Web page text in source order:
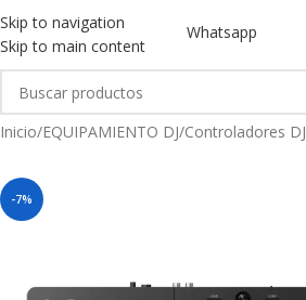
Skip to navigation
Skip to main content
Whatsapp
Inicio/EQUIPAMIENTO DJ/Controladores DJ
-7%